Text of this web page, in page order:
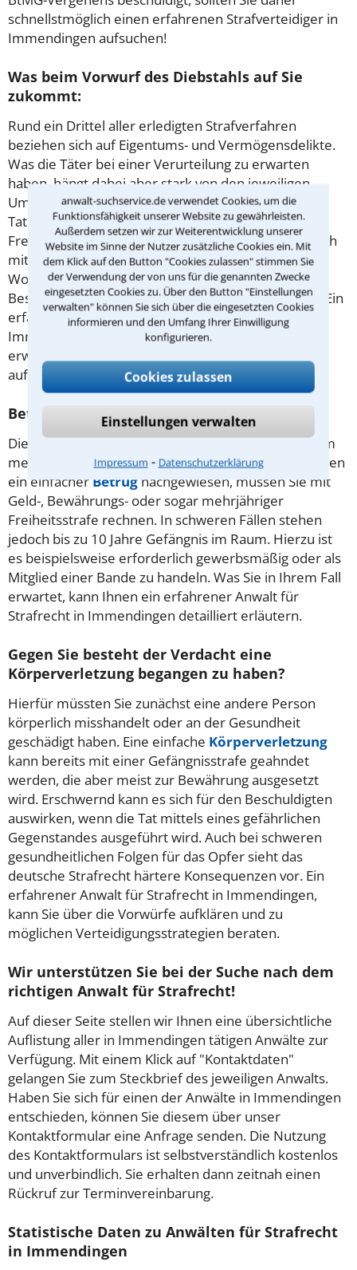
anwalt-suchservice.de verwendet Cookies, um die
Funktionsfähigkeit unserer Website zu gewährleisten.
Außerdem setzen wir zur Weiterentwicklung unserer
Website im Sinne der Nutzer zusätzliche Cookies ein. Mit
dem Klick auf den Button "Cookies zulassen" stimmen Sie
der Verwendung der von uns für die genannten Zwecke
eingesetzten Cookies zu. Über den Button "Einstellungen
verwalten" können Sie sich über die eingesetzten Cookies
informieren und den Umfang Ihrer Einwilligung
konfigurieren.
Cookies zulassen
Einstellungen verwalten
Impressum ⁃ Datenschutzerklärung
schnellstmöglich einen erfahrenen Strafverteidiger in
Immendingen aufsuchen!
Was beim Vorwurf des Diebstahls auf Sie
zukommt:
Rund ein Drittel aller erledigten Strafverfahren
beziehen sich auf Eigentums- und Vermögensdelikte.
Was die Täter bei einer Verurteilung zu erwarten
haben, hängt dabei aber stark von den jeweiligen
Umständen ab. Grundsätzlich kann die einfache
Tatbegehung gem. § 242 StGB mit bis zu 5 Jahren
Freiheitsstrafe geahndet werden. Wird die Tat jedoch
mit Waffen, in einer Bande oder als
Wohnungseinbruch begangen, erwarten den
Beschuldigten laut Gesetz höhere Freiheitsstrafen. Ein
erfahrener Rechtsanwalt fürStrafrechtin
Immendingen, kann Sie umfassend über die zu
erwartende Strafe und Verteidigungsmöglichkeiten
aufklären.
Betrug: Das kommt auf Sie zu
Die Schädigung fremden Vermögens zählt zu den am
meist verfolgten Straftaten in Deutschland. Wird Ihnen
ein einfacher Betrug nachgewiesen, müssen Sie mit
Geld-, Bewährungs- oder sogar mehrjähriger
Freiheitsstrafe rechnen. In schweren Fällen stehen
jedoch bis zu 10 Jahre Gefängnis im Raum. Hierzu ist
es beispielsweise erforderlich gewerbsmäßig oder als
Mitglied einer Bande zu handeln. Was Sie in Ihrem Fall
erwartet, kann Ihnen ein erfahrener Anwalt für
Strafrecht in Immendingen detailliert erläutern.
Gegen Sie besteht der Verdacht eine
Körperverletzung begangen zu haben?
Hierfür müssten Sie zunächst eine andere Person
körperlich misshandelt oder an der Gesundheit
geschädigt haben. Eine einfache Körperverletzung
kann bereits mit einer Gefängnisstrafe geahndet
werden, die aber meist zur Bewährung ausgesetzt
wird. Erschwernd kann es sich für den Beschuldigten
auswirken, wenn die Tat mittels eines gefährlichen
Gegenstandes ausgeführt wird. Auch bei schweren
gesundheitlichen Folgen für das Opfer sieht das
deutsche Strafrecht härtere Konsequenzen vor. Ein
erfahrener Anwalt für Strafrecht in Immendingen,
kann Sie über die Vorwürfe aufklären und zu
möglichen Verteidigungsstrategien beraten.
Wir unterstützen Sie bei der Suche nach dem
richtigen Anwalt für Strafrecht!
Auf dieser Seite stellen wir Ihnen eine übersichtliche
Auflistung aller in Immendingen tätigen Anwälte zur
Verfügung. Mit einem Klick auf "Kontaktdaten"
gelangen Sie zum Steckbrief des jeweiligen Anwalts.
Haben Sie sich für einen der Anwälte in Immendingen
entschieden, können Sie diesem über unser
Kontaktformular eine Anfrage senden. Die Nutzung
des Kontaktformulars ist selbstverständlich kostenlos
und unverbindlich. Sie erhalten dann zeitnah einen
Rückruf zur Terminvereinbarung.
Statistische Daten zu Anwälten für Strafrecht
in Immendingen